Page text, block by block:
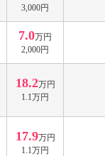
3,000円
7.0万円
2,000円
18.2万円
1.1万円
17.9万円
1.1万円